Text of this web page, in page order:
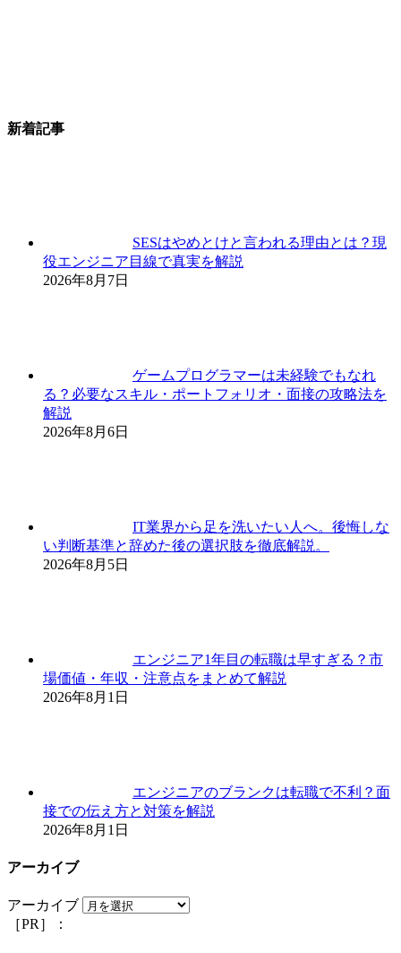
新着記事
SESはやめとけと言われる理由とは？現
役エンジニア目線で真実を解説
2026年8月7日
ゲームプログラマーは未経験でもなれ
る？必要なスキル・ポートフォリオ・面接の攻略法を
解説
2026年8月6日
IT業界から足を洗いたい人へ。後悔しな
い判断基準と辞めた後の選択肢を徹底解説。
2026年8月5日
エンジニア1年目の転職は早すぎる？市
場価値・年収・注意点をまとめて解説
2026年8月1日
エンジニアのブランクは転職で不利？面
接での伝え方と対策を解説
2026年8月1日
アーカイブ
アーカイブ
［PR］：